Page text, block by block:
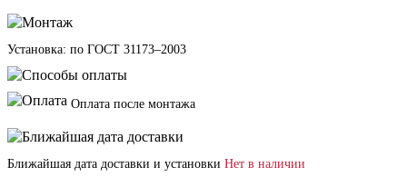
Установка: по ГОСТ 31173–2003
Оплата после монтажа
Ближайшая дата доставки и установки Нет в наличии